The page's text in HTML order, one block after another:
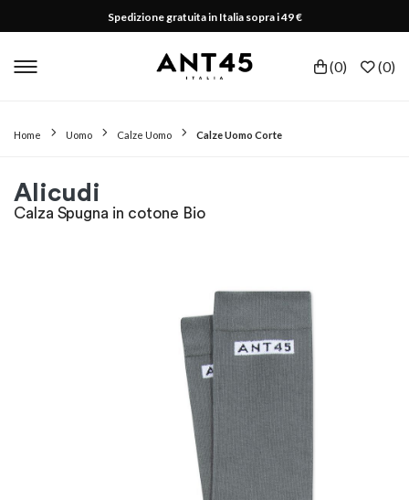
Spedizione gratuita in Italia sopra i 49 €
(0) (0)
Home Uomo Calze Uomo Calze Uomo Corte
Alicudi
Calza Spugna in cotone Bio